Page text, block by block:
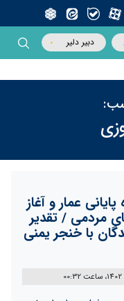
دبیر دلیر
پایانی عمار و آغاز
مردمی / تقدیر
با خنجر یمنی